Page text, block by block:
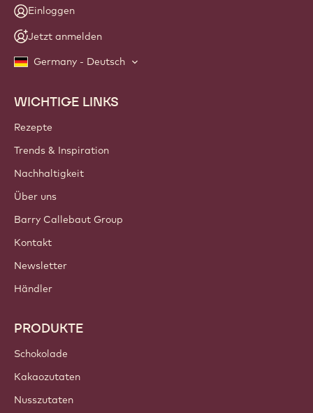
Einloggen
Jetzt anmelden
Germany - Deutsch
Footer
Callebaut
WICHTIGE LINKS
Rezepte
Trends & Inspiration
Nachhaltigkeit
Über uns
Barry Callebaut Group
Kontakt
Newsletter
Händler
PRODUKTE
Schokolade
Kakaozutaten
Nusszutaten